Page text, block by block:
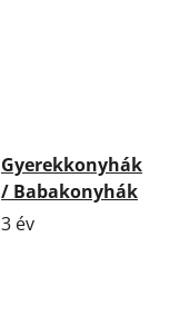
Gyerekkonyhák
/ Babakonyhák
3 év